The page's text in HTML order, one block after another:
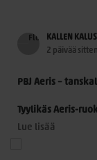
KALLEN
2 päivää sitten
PBJ Aeris –
Tyylikäs Aeris-
muotoilun ja
Lue lisää